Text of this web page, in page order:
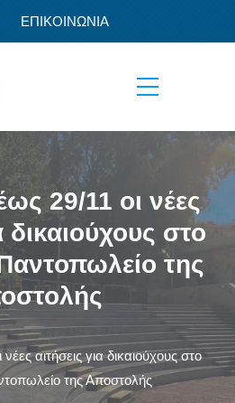
ΕΠΙΚΟΙΝΩΝΙΑ
29/11 οι νέες
δικαιούχους στο
της
αιτήσεις για δικαιούχους στο
της Αποστολής